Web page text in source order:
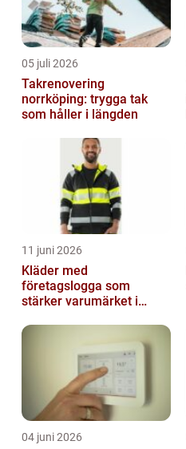
05 juli 2026
Takrenovering
norrköping: trygga tak
som håller i längden
11 juni 2026
Kläder med
företagslogga som
stärker varumärket i
04 juni 2026